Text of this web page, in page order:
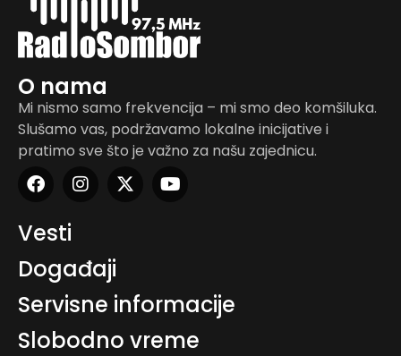
O nama
Mi nismo samo frekvencija – mi smo deo komšiluka.
Slušamo vas, podržavamo lokalne inicijative i
pratimo sve što je važno za našu zajednicu.
Vesti
Događaji
Servisne informacije
Slobodno vreme